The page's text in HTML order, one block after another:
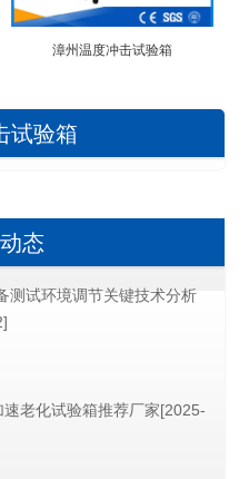
漳州温度冲击试验箱
试验箱
态
测试环境调节关键技术分析
速老化试验箱推荐厂家[2025-